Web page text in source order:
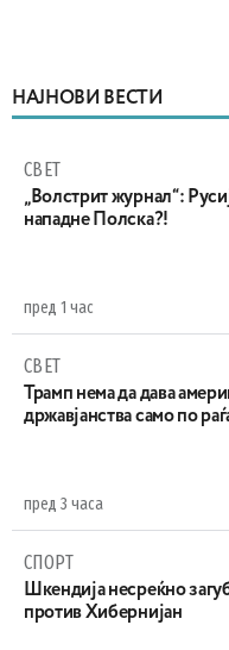
НАЈНОВИ ВЕСТИ
СВЕТ
„Волстрит журнал“:
нападне Полска?!
пред 1 час
СВЕТ
Трамп нема да дава
државјанства само по
пред 3 часа
СПОРТ
Шкендија несреќно
против Хибернијан